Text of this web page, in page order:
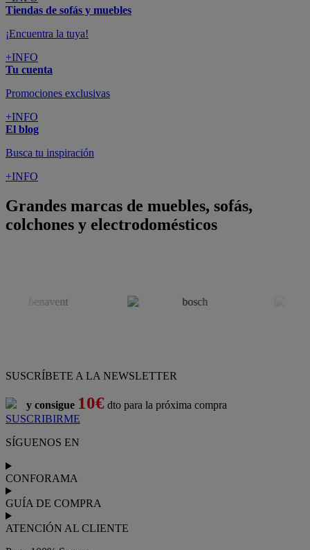
Grandes marcas de muebles, sofás,
colchones y electrodomésticos
SUSCRÍBETE A LA NEWSLETTER
y consigue10€dto para la próxima compra
SUSCRIBIRME
GUÍA DE COMPRA
¡Nueva app!
Conforama, tu tienda de muebles,
decoración y electrodomésticos
Conforama
sillón,sillón relax,colchones
dormitorio de juvenil
cocinas a medida,decoración